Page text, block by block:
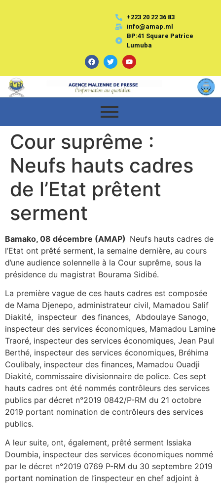
+223 20 22 36 83
info@amap.ml
BP:41 Square Patrice
Lumuba
Cour suprême :
Neufs hauts cadres
de l’Etat prêtent
serment
Bamako, 08 décembre (AMAP) Neufs hauts cadres de
l’Etat ont prêté serment, la semaine dernière, au cours
d’une audience solennelle à la Cour suprême, sous la
présidence du magistrat Bourama Sidibé.
La première vague de ces hauts cadres est composée
de Mama Djenepo, administrateur civil, Mamadou Salif
Diakité, inspecteur des finances, Abdoulaye Sanogo,
inspecteur des services économiques, Mamadou Lamine
Traoré, inspecteur des services économiques, Jean Paul
Berthé, inspecteur des services économiques, Bréhima
Coulibaly, inspecteur des finances, Mamadou Ouadji
Diakité, commissaire divisionnaire de police. Ces sept
hauts cadres ont été nommés contrôleurs des services
publics par décret n°2019 0842/P-RM du 21 octobre
2019 portant nomination de contrôleurs des services
publics.
A leur suite, ont, également, prêté serment Issiaka
Doumbia, inspecteur des services économiques nommé
par le décret n°2019 0769 P-RM du 30 septembre 2019
portant nomination de l’inspecteur en chef adjoint à